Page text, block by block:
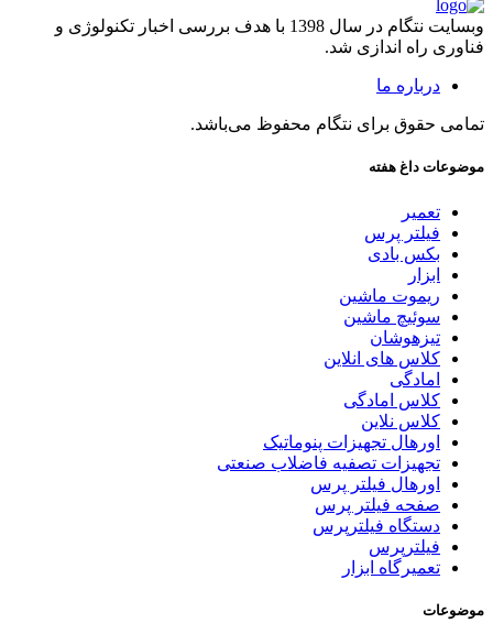
وبسایت نتگام در سال 1398 با هدف بررسی اخبار تکنولوژی و
فناوری راه اندازی شد.
درباره ما
تمامی حقوق برای نتگام محفوظ می‌باشد.
موضوعات داغ هفته
تعمیر
فیلتر پرس
بکس بادی
ابزار
ریموت ماشین
سوئیچ ماشین
تیزهوشان
کلاس های انلاین
امادگی
کلاس امادگی
کلاس نلاین
اورهال تجهیزات پنوماتیک
تجهیزات تصفیه فاضلاب صنعتی
اورهال فیلتر پرس
صفحه فیلتر پرس
دستگاه فیلترپرس
فیلترپرس
تعمیرگاه ابزار
موضوعات